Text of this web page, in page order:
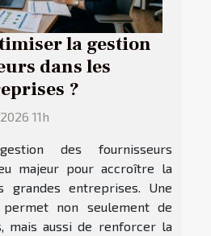
la gestion
dans les
?
11h
des fournisseurs
majeur pour accroître la
grandes entreprises. Une
non seulement de
mais aussi de renforcer la